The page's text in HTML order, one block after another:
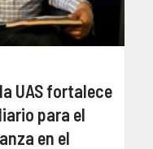
UAS fortalece
para el
en el